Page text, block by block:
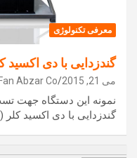
معرفی تکنولوژی
گندزدایی با دی اکسید
می 21, 2015 Abzar Co
نمونه این دستگاه جهت
گندزدایی با دی اکسید